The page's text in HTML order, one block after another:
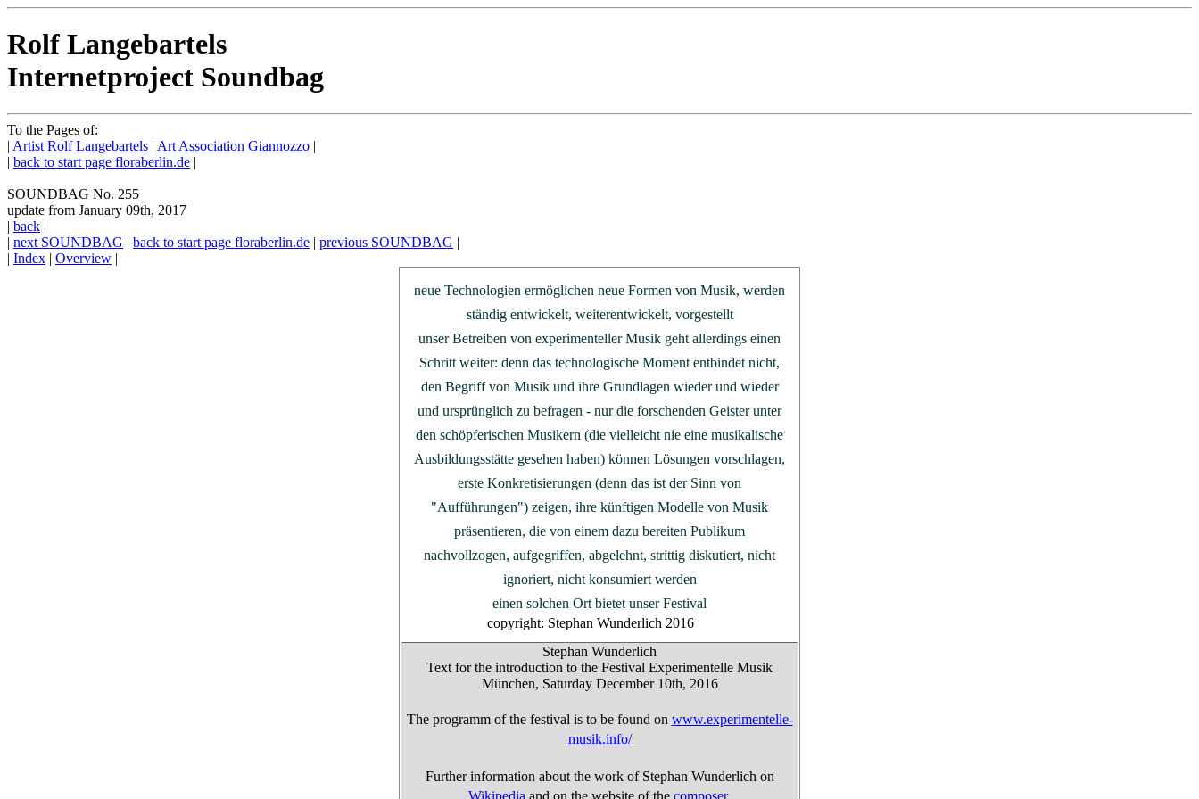
Rolf Langebartels
Internetproject Soundbag
To the Pages of:
| Artist Rolf Langebartels | Art Association Giannozzo |
| back to start page floraberlin.de |
SOUNDBAG No. 255
update from January 09th, 2017
| back |
| next SOUNDBAG | back to start page floraberlin.de | previous SOUNDBAG |
| Index | Overview |
neue Technologien ermöglichen neue Formen von Musik, werden
ständig entwickelt, weiterentwickelt, vorgestellt
unser Betreiben von experimenteller Musik geht allerdings einen
Schritt weiter: denn das technologische Moment entbindet nicht,
den Begriff von Musik und ihre Grundlagen wieder und wieder
und ursprünglich zu befragen - nur die forschenden Geister unter
den schöpferischen Musikern (die vielleicht nie eine musikalische
Ausbildungsstätte gesehen haben) können Lösungen vorschlagen,
erste Konkretisierungen (denn das ist der Sinn von
"Aufführungen") zeigen, ihre künftigen Modelle von Musik
präsentieren, die von einem dazu bereiten Publikum
nachvollzogen, aufgegriffen, abgelehnt, strittig diskutiert, nicht
ignoriert, nicht konsumiert werden
einen solchen Ort bietet unser Festival
copyright: Stephan Wunderlich 2016
Stephan Wunderlich
Text for the introduction to the Festival Experimentelle Musik
München, Saturday December 10th, 2016
The programm of the festival is to be found on www.experimentelle-
musik.info/
Further information about the work of Stephan Wunderlich on
Wikipedia and on the website of the composer.